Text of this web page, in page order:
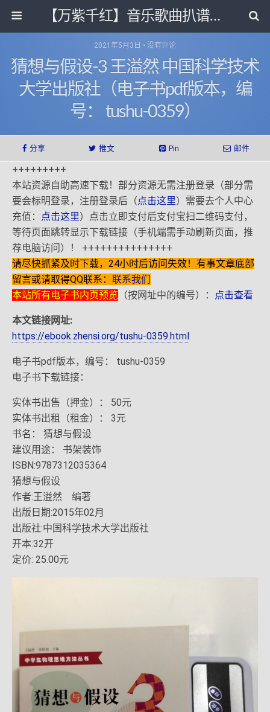
【万紫千红】音乐歌曲扒谱打带和电子书影视剧资源网
2021年5月3日 • 没有评论
猜想与假设-3 王溢然 中国科学技术
大学出版社（电子书pdf版本，编
号： tushu-0359）
分享 推文 Pin 邮件
+++++++++
本站资源自助高速下载！部分资源无需注册登录（部分需
要会标明登录，注册登录后（点击这里）需要去个人中心
充值：
点击这里）点击立即支付后支付宝扫二维码支付，
等待页面跳转显示下载链接（手机端需手动刷新页面，推
荐电脑访问）！ +++++++++++++++
请尽快抓紧及时下载，24小时后访问失效！有事文章底部
留言或请取得QQ联系： 联系我们
本站所有电子书内页预览 （按网址中的编号）： 点击查看
本文链接网址:
https://ebook.zhensi.org/tushu-0359.html
电子书pdf版本，编号： tushu-0359
电子书下载链接：
实体书出售（押金）： 50元
实体书出租（租金）： 3元
书名： 猜想与假设
建议用途： 书架装饰
ISBN:9787312035364
猜想与假设
作者:王溢然 编著
出版日期:2015年02月
出版社:中国科学技术大学出版社
开本:32开
定价: 25.00元